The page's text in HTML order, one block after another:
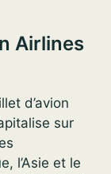
Airlines
d’avion
sur
l’Asie et le